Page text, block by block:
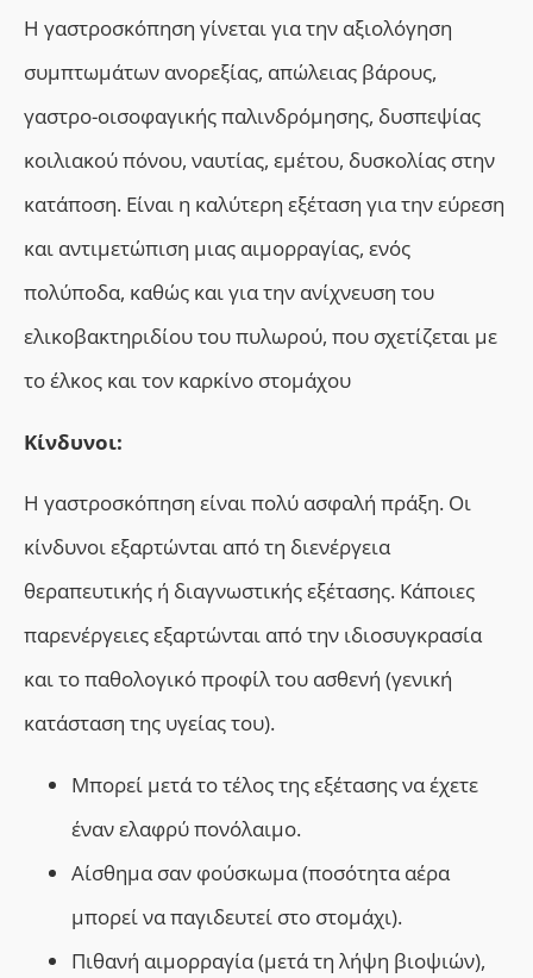
Η γαστροσκόπηση γίνεται για την αξιολόγηση
συμπτωμάτων ανορεξίας, απώλειας βάρους,
γαστρο-οισοφαγικής παλινδρόμησης, δυσπεψίας
κοιλιακού πόνου, ναυτίας, εμέτου, δυσκολίας στην
κατάποση. Είναι η καλύτερη εξέταση για την εύρεση
και αντιμετώπιση μιας αιμορραγίας, ενός
πολύποδα, καθώς και για την ανίχνευση του
ελικοβακτηριδίου του πυλωρού, που σχετίζεται με
το έλκος και τον καρκίνο στομάχου
Κίνδυνοι:
Η γαστροσκόπηση είναι πολύ ασφαλή πράξη. Οι
κίνδυνοι εξαρτώνται από τη διενέργεια
θεραπευτικής ή διαγνωστικής εξέτασης. Κάποιες
παρενέργειες εξαρτώνται από την ιδιοσυγκρασία
και το παθολογικό προφίλ του ασθενή (γενική
κατάσταση της υγείας του).
Μπορεί μετά το τέλος της εξέτασης να έχετε
έναν ελαφρύ πονόλαιμο.
Αίσθημα σαν φούσκωμα (ποσότητα αέρα
μπορεί να παγιδευτεί στο στομάχι).
Πιθανή αιμορραγία (μετά τη λήψη βιοψιών),